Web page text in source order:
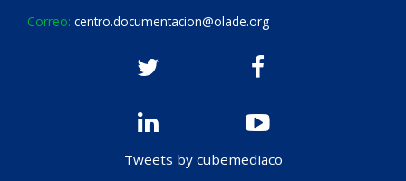
Correo: centro.documentacion@olade.org
Tweets by cubemediaco